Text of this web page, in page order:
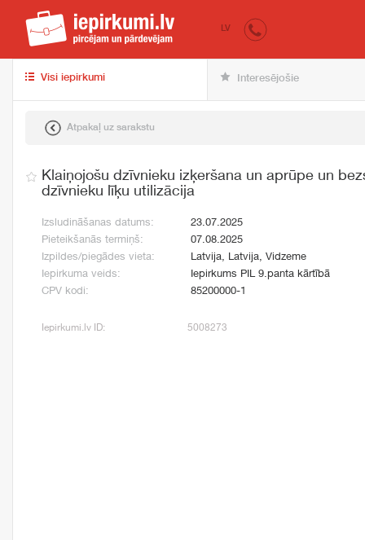
iepirkumi.lv
LV
Visi iepirkumi Interesējošie
Atpakaļ uz sarakstu
Klaiņojošu dzīvnieku izķeršana un aprūpe un
dzīvnieku līķu utilizācija
Izsludināšanas datums:
23.07.2025
Pieteikšanās termiņš:
07.08.2025
Izpildes/piegādes vieta:
Latvija, Latvija, Vidzeme
Iepirkuma veids:
Iepirkums PIL 9.panta kārtībā
CPV kodi:
85200000-1
Iepirkumi.lv ID: 5008273